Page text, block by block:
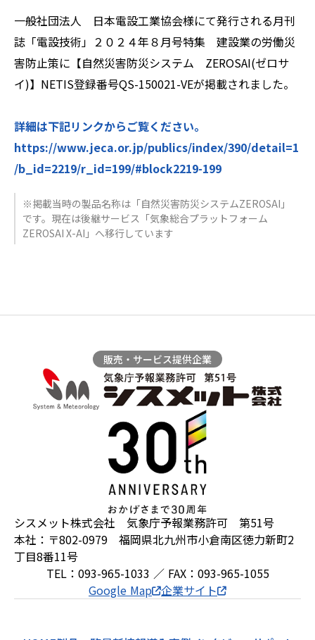
ZEROSAI X-AI
羅針盤PLUS
技術提案
お知らせ
一般社団法人 日本電設工業協会様にて発行される月刊
誌「電設技術」２０２４年８月号特集 建設業の労働災
害防止策に【自然災害防災システム ZEROSAI(ゼロサ
イ)】NETIS登録番号QS-150021-VEが掲載されました。
詳細は下記リンクからご覧ください。
https://www.jeca.or.jp/publics/index/390/detail=1
/b_id=2219/r_id=199/#block2219-199
※掲載当時の製品名称は「自然災害防災システムZEROSAI」
です。現在は後継サービス「気象総合プラットフォーム
ZEROSAI X-AI」へ移行しています
販売・サービス提供企業
シスメット株式会社 気象庁予報業務許可 第51号
本社：〒802-0979 福岡県北九州市小倉南区徳力新町2
丁目8番11号
TEL：093-965-1033 ／ FAX：093-965-1055
Google Map 企業サイト